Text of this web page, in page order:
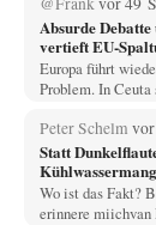
Absurde
vertieft EU-
Europa führt
Problem. In
Peter Schelm
Statt
Wo ist das Fakt?
erinnere